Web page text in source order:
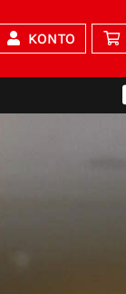
KONTO